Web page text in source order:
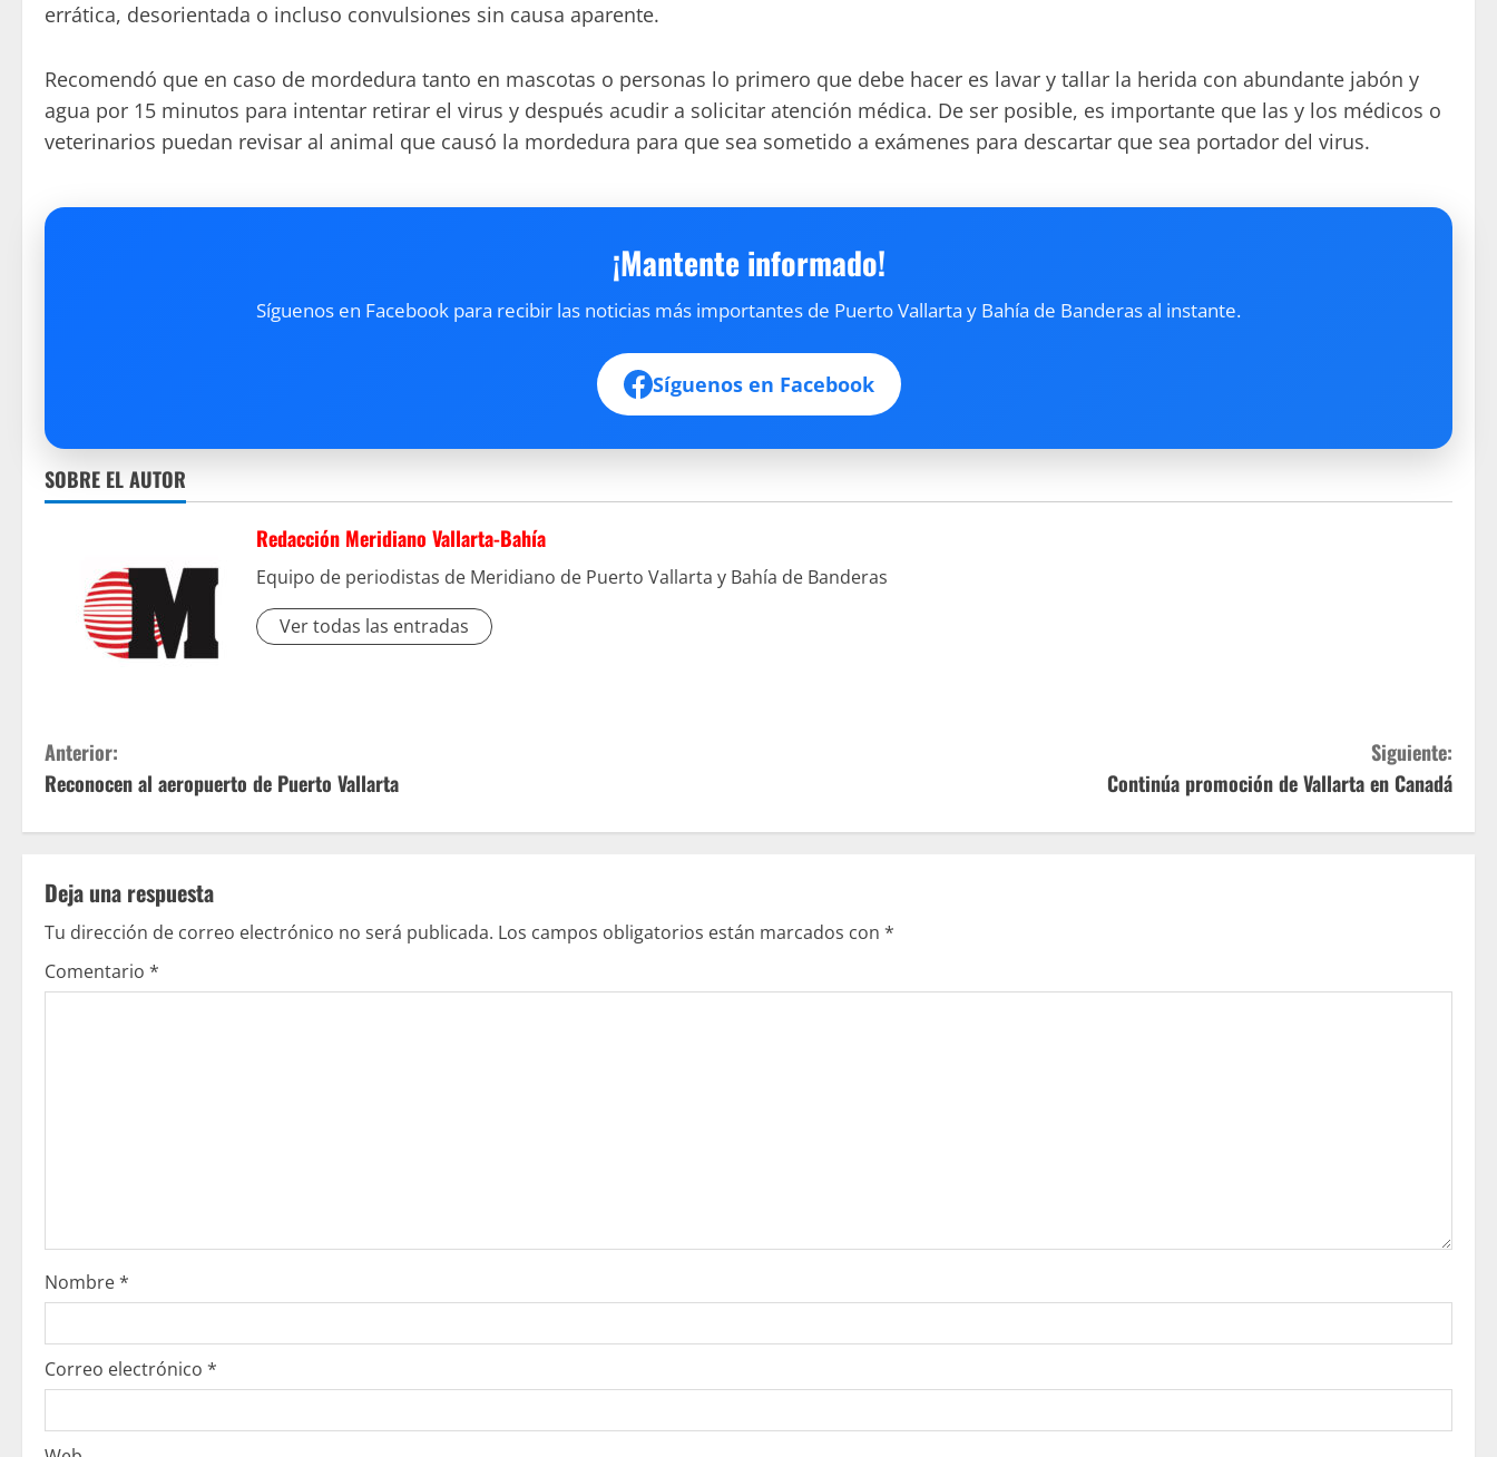
errática, desorientada o incluso convulsiones sin causa aparente.
Recomendó que en caso de mordedura tanto en mascotas o personas lo primero que debe hacer es lavar y tallar la herida con abundante jabón y
agua por 15 minutos para intentar retirar el virus y después acudir a solicitar atención médica. De ser posible, es importante que las y los médicos o
veterinarios puedan revisar al animal que causó la mordedura para que sea sometido a exámenes para descartar que sea portador del virus.
¡Mantente informado!
Síguenos en Facebook para recibir las noticias más importantes de Puerto Vallarta y Bahía de Banderas al instante.
Síguenos en Facebook
SOBRE EL AUTOR
Redacción Meridiano Vallarta-Bahía
Equipo de periodistas de Meridiano de Puerto Vallarta y Bahía de Banderas
Ver todas las entradas
S
i
g
u
e
l
o
Anterior:
Reconocen al aeropuerto de Puerto Vallarta
Siguiente:
Continúa promoción de Vallarta en Canadá
Deja una respuesta
Tu dirección de correo electrónico no será publicada. Los campos obligatorios están marcados con *
Comentario *
Nombre*
Correo electrónico *